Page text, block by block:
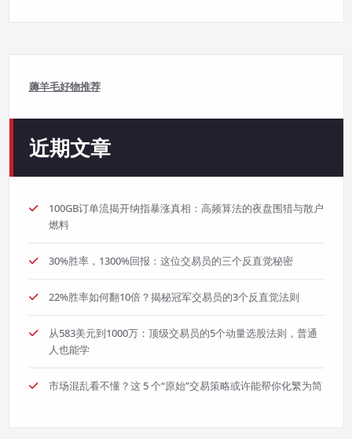
薅羊毛好物推荐
近期文章
100GB订单流揭开纳指暴涨真相：高频算法的夜盘围猎与散户
燃料
30%胜率，1300%回报：这位交易员的三个反直觉秘密
22%胜率如何翻10倍？揭秘冠军交易员的3个反直觉法则
从583美元到1000万：顶级交易员的5个动量选股法则，普通
人也能学
市场混乱看不懂？这 5 个“原始”交易策略或许能帮你化繁为简